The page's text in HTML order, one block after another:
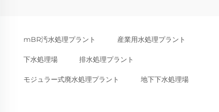
mBR汚水処理プラント 産業用水処理プラント
下水処理場 排水処理プラント
モジュラー式廃水処理プラント 地下下水処理場